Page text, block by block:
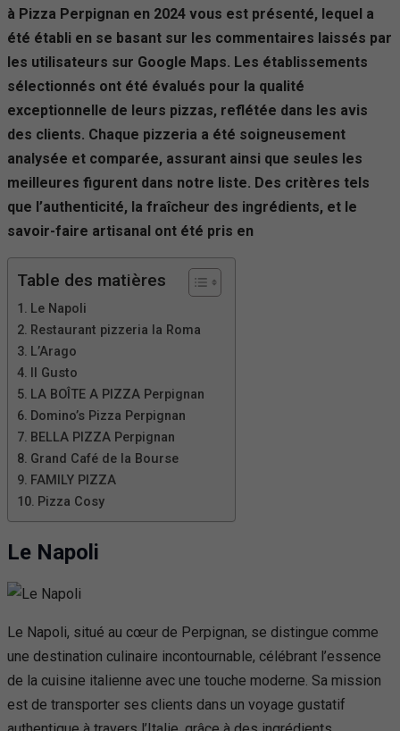
à Pizza Perpignan en 2024 vous est présenté, lequel a
été établi en se basant sur les commentaires laissés par
les utilisateurs sur Google Maps. Les établissements
sélectionnés ont été évalués pour la qualité
exceptionnelle de leurs pizzas, reflétée dans les avis
des clients. Chaque pizzeria a été soigneusement
analysée et comparée, assurant ainsi que seules les
meilleures figurent dans notre liste. Des critères tels
que l’authenticité, la fraîcheur des ingrédients, et le
savoir-faire artisanal ont été pris en
Table des matières
Le Napoli
Restaurant pizzeria la Roma
L’Arago
Il Gusto
LA BOÎTE A PIZZA Perpignan
Domino’s Pizza Perpignan
BELLA PIZZA Perpignan
Grand Café de la Bourse
FAMILY PIZZA
Pizza Cosy
Le Napoli
Le Napoli, situé au cœur de Perpignan, se distingue comme
une destination culinaire incontournable, célébrant l’essence
de la cuisine italienne avec une touche moderne. Sa mission
est de transporter ses clients dans un voyage gustatif